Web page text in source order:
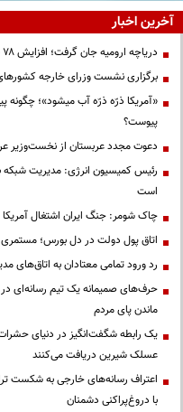
آخرین اخبار
دریاچه ارومیه جان گرفت؛ افزایش ۷۸ سانتی‌متری تراز
برگزاری نشست وزرای خارجه
«آمریکا ذرّه ذرّه آب میشود»؛ چگونه
پیوست؟
دعوت مجدد عربستان از نخست‌وزیر
رئیس کمیسیون انرژی: مدیریت
است
چاک شومر: جنگ ایران اشتغال آمریکا
اتاق پول دولت در دل بورس؛ مستمری
رد ورود تمامی معتادان به
حرف‌های صمیمانه یک تیم رسانه‌ای
ماندن پای مردم
یک رابطه شگفت‌انگیز در دنیای
عسلک شیرین دریافت می‌کنند
اعتراف رسانه‌های خارجی به شکست
با دروغ‌پراکنی دشمنان